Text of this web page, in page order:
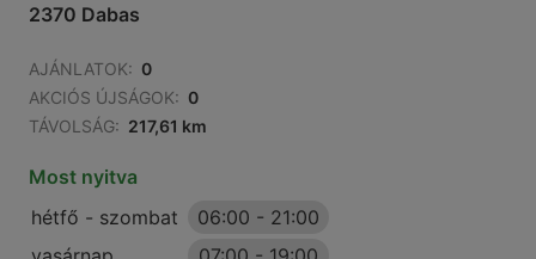
2370 Dabas
AJÁNLATOK: 0
AKCIÓS ÚJSÁGOK: 0
TÁVOLSÁG: 217,61 km
Most nyitva
hétfő - szombat
06:00 - 21:00